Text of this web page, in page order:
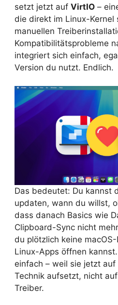
setzt jetzt auf VirtIO –
die direkt im Linux-Kernel
manuellen
Kompatibilitätsprobleme
integriert sich einfach,
Version du nutzt. Endlich.
Das bedeutet: Du kannst
updaten, wann du willst,
dass danach Basics wie
Clipboard-Sync nicht
du plötzlich keine
Linux-Apps öffnen
einfach – weil sie jetzt
Technik aufsetzt, nicht
Treiber.